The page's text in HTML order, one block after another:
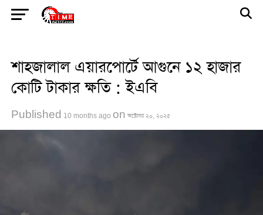
শাহজালাল এয়ারপোর্টে আগুনে ১২ হাজার
কোটি টাকার ক্ষতি : ইএবি
Published 10 months ago on অক্টোবর ২০, ২০২৫